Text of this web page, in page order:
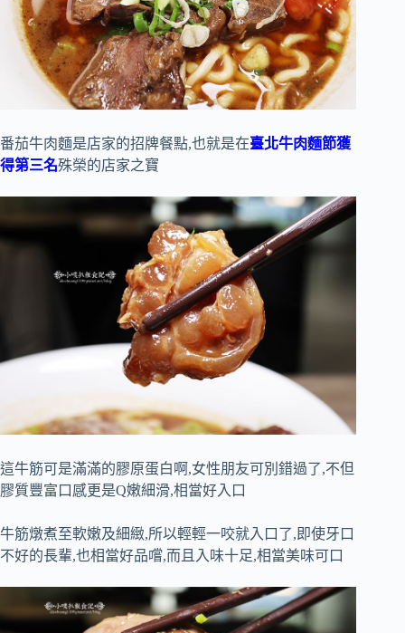
番茄牛肉麵是店家的招牌餐點,也就是在臺北牛肉麵節獲
得第三名殊榮的店家之寶
這牛筋可是滿滿的膠原蛋白啊,女性朋友可別錯過了,不但
膠質豐富口感更是Q嫩細滑,相當好入口
牛筋燉煮至軟嫩及細緻,所以輕輕一咬就入口了,即使牙口
不好的長輩,也相當好品嚐,而且入味十足,相當美味可口